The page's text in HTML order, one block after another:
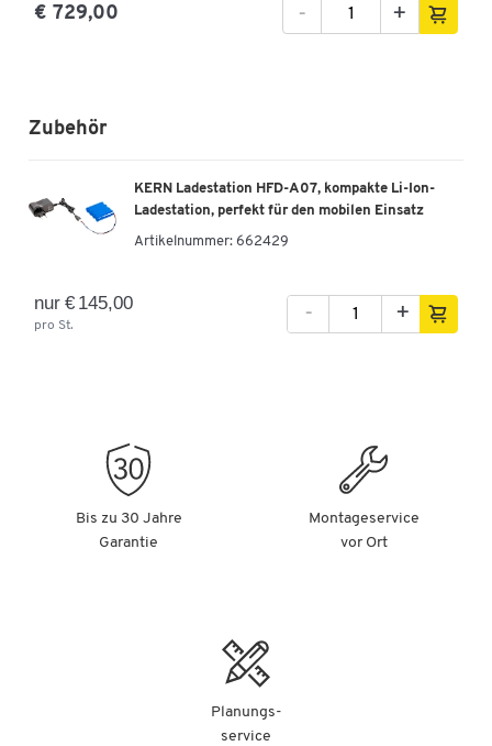
€ 729,00 +
-
Zubehör
KERN Ladestation HFD-A07, kompakte Li-Ion-
Ladestation, perfekt für den mobilen Einsatz
Artikelnummer: 662429
nur € 145,00
pro St.
- +
Bis zu 30 Jahre
Garantie
Montageservice
vor Ort
Planungs-
service